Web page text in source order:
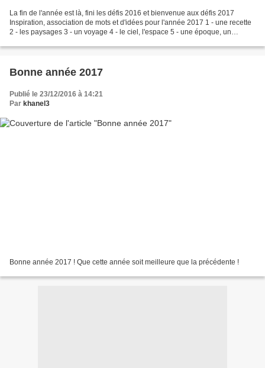
La fin de l'année est là, fini les défis 2016 et bienvenue aux défis 2017
Inspiration, association de mots et d'idées pour l'année 2017 1 - une recette
2 - les paysages 3 - un voyage 4 - le ciel, l'espace 5 - une époque, un
Bonne année 2017
Publié le 23/12/2016 à 14:21
Par khanel3
Bonne année 2017 ! Que cette année soit meilleure que la précédente !